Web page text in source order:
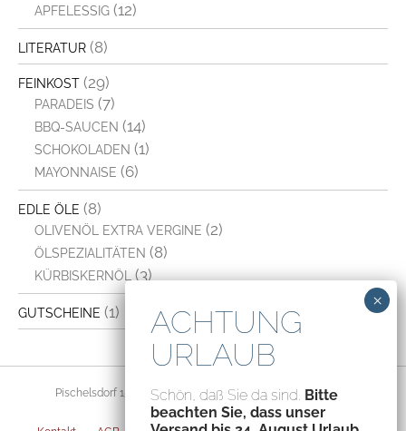
APFELESSIG (12)
LITERATUR (8)
FEINKOST (29)
PARADEIS (7)
BBQ-SAUCEN (14)
SCHOKOLADEN (1)
MAYONNAISE (6)
EDLE ÖLE (8)
OLIVENÖL EXTRA VERGINE (2)
ÖLSPEZIALITÄTEN (8)
KÜRBISKERNÖL (3)
GUTSCHEINE (1)
Pischelsdorf 156, 8212 Pischelsdorf, Austria – ATU70094435
Schön, daß Sie da sind. Bitte
beachten Sie, dass unser